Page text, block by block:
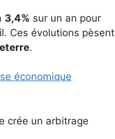
3,4% sur un an pour
Ces évolutions pèsent
.
économique
crée un arbitrage